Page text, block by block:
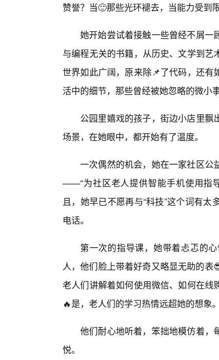
赞誉？当🙂那些光环褪去，当能力受到
她开始尝试着接触一些曾经不屑一
与编程无关的书籍，从历史、文学到
世界如此广阔，原来除📌了代码，还
活中的细节，那些曾经被她忽略的微小
公园里嬉戏的孩子，街边小店里
场景，在她眼中，都开始有了温度。
一次偶然的机会，她在一家社区公
——“为社区老人提供智能手机使用指
且，她早已不愿再与“科技”这个词有
电话。
第一次的指导课，她带着忐忑的
人，他们脸上带着好奇又略显无助的
老人们讲解着如何使用微信、如何在
🔥是，老人们的学习热情远超她的想象
他们耐心地听着，笨拙地模仿着，
悦。